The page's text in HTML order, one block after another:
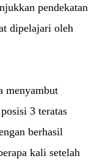
pendekatan
dipelajari oleh
menyambut
3 teratas
berhasil
kali setelah